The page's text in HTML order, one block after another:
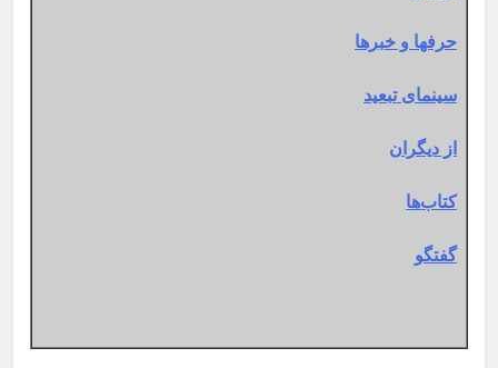
حرفها و خبرها
سینمای تبعید
از دیگران
کتاب‌ها
گفتگو